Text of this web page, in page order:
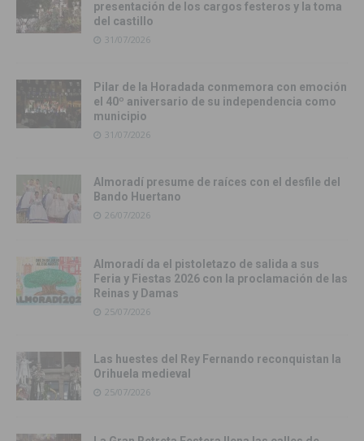
presentación de los cargos festeros y la toma
del castillo
31/07/2026
Pilar de la Horadada conmemora con emoción
el 40º aniversario de su independencia como
municipio
31/07/2026
Almoradí presume de raíces con el desfile del
Bando Huertano
26/07/2026
Almoradí da el pistoletazo de salida a sus
Feria y Fiestas 2026 con la proclamación de las
Reinas y Damas
25/07/2026
Las huestes del Rey Fernando reconquistan la
Orihuela medieval
25/07/2026